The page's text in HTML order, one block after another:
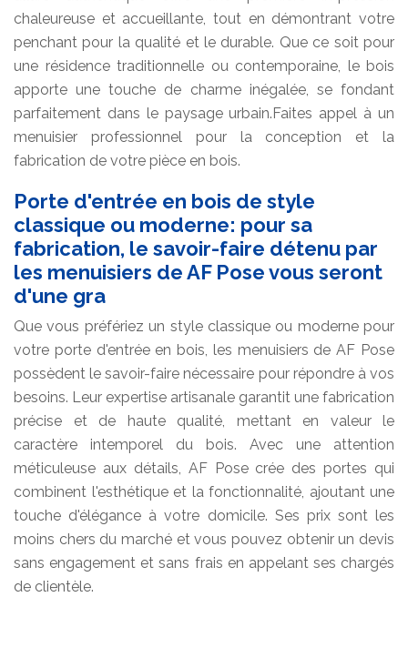
chaleureuse et accueillante, tout en démontrant votre
penchant pour la qualité et le durable. Que ce soit pour
une résidence traditionnelle ou contemporaine, le bois
apporte une touche de charme inégalée, se fondant
parfaitement dans le paysage urbain.Faites appel à un
menuisier professionnel pour la conception et la
fabrication de votre pièce en bois.
Porte d'entrée en bois de style
classique ou moderne: pour sa
fabrication, le savoir-faire détenu par
les menuisiers de AF Pose vous seront
d'une gra
Que vous préfériez un style classique ou moderne pour
votre porte d'entrée en bois, les menuisiers de AF Pose
possèdent le savoir-faire nécessaire pour répondre à vos
besoins. Leur expertise artisanale garantit une fabrication
précise et de haute qualité, mettant en valeur le
caractère intemporel du bois. Avec une attention
méticuleuse aux détails, AF Pose crée des portes qui
combinent l'esthétique et la fonctionnalité, ajoutant une
touche d'élégance à votre domicile. Ses prix sont les
moins chers du marché et vous pouvez obtenir un devis
sans engagement et sans frais en appelant ses chargés
de clientèle.